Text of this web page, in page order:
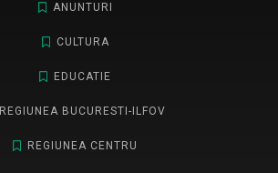
ANUNTURI
CULTURA
EDUCATIE
REGIUNEA BUCURESTI-ILFOV
REGIUNEA CENTRU